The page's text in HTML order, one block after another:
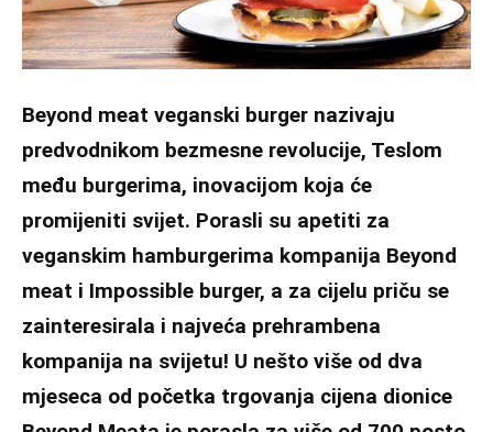
Beyond meat veganski burger nazivaju
predvodnikom bezmesne revolucije, Teslom
među burgerima, inovacijom koja će
promijeniti svijet. Porasli su apetiti za
veganskim hamburgerima kompanija Beyond
meat i Impossible burger, a za cijelu priču se
zainteresirala i najveća prehrambena
kompanija na svijetu! U nešto više od dva
mjeseca od početka trgovanja cijena dionice